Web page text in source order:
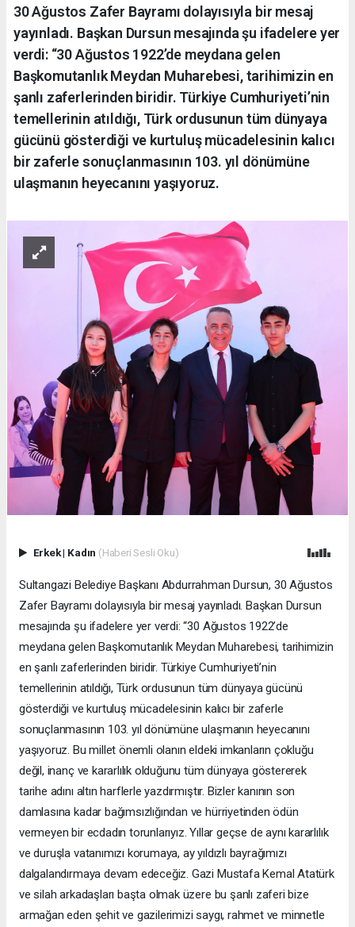
30 Ağustos Zafer Bayramı dolayısıyla bir mesaj
yayınladı. Başkan Dursun mesajında şu ifadelere yer
verdi: “30 Ağustos 1922’de meydana gelen
Başkomutanlık Meydan Muharebesi, tarihimizin en
şanlı zaferlerinden biridir. Türkiye Cumhuriyeti’nin
temellerinin atıldığı, Türk ordusunun tüm dünyaya
gücünü gösterdiği ve kurtuluş mücadelesinin kalıcı
bir zaferle sonuçlanmasının 103. yıl dönümüne
ulaşmanın heyecanını yaşıyoruz.
Erkek| Kadın (Haberi Sesli Oku)
Sultangazi Belediye Başkanı Abdurrahman Dursun, 30 Ağustos
Zafer Bayramı dolayısıyla bir mesaj yayınladı. Başkan Dursun
mesajında şu ifadelere yer verdi: “30 Ağustos 1922’de
meydana gelen Başkomutanlık Meydan Muharebesi, tarihimizin
en şanlı zaferlerinden biridir. Türkiye Cumhuriyeti’nin
temellerinin atıldığı, Türk ordusunun tüm dünyaya gücünü
gösterdiği ve kurtuluş mücadelesinin kalıcı bir zaferle
sonuçlanmasının 103. yıl dönümüne ulaşmanın heyecanını
yaşıyoruz. Bu millet önemli olanın eldeki imkanların çokluğu
değil, inanç ve kararlılık olduğunu tüm dünyaya göstererek
tarihe adını altın harflerle yazdırmıştır. Bizler kanının son
damlasına kadar bağımsızlığından ve hürriyetinden ödün
vermeyen bir ecdadın torunlarıyız. Yıllar geçse de aynı kararlılık
ve duruşla vatanımızı korumaya, ay yıldızlı bayrağımızı
dalgalandırmaya devam edeceğiz. Gazi Mustafa Kemal Atatürk
ve silah arkadaşları başta olmak üzere bu şanlı zaferi bize
armağan eden şehit ve gazilerimizi saygı, rahmet ve minnetle